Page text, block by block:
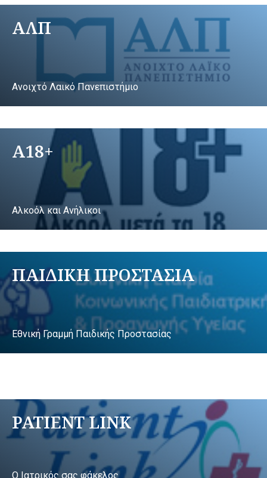
ΑΛΠ
Ανοιχτό Λαικό Πανεπιστήμιο
A18+
Αλκοόλ και Ανήλικοι
ΠΑΙΔΙΚΗ ΠΡΟΣΤΑΣΙΑ
Εθνική Γραμμή Παιδικής Προστασίας
PATIENT LINK
Ο Ιατρικός σας φάκελος